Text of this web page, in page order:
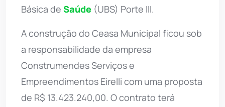
Básica de Saúde (UBS) Porte III.
A construção do Ceasa Municipal ficou sob
a responsabilidade da empresa
Construmendes Serviços e
Empreendimentos Eirelli com uma proposta
de R$ 13.423.240,00. O contrato terá